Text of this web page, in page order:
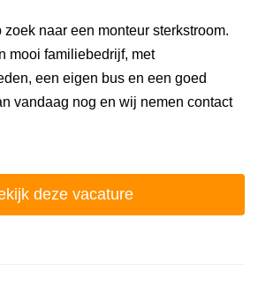
naar een monteur sterkstroom.
mooi familiebedrijf, met
een eigen bus en een goed
vandaag nog en wij nemen contact
deze vacature